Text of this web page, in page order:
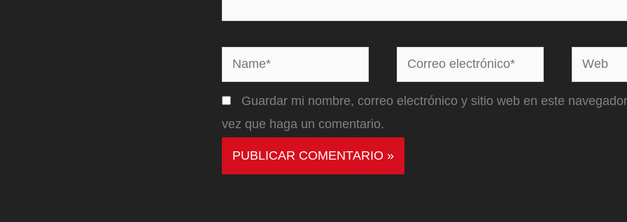
Name*
Correo
electrónico*
Web
Guardar mi nombre, correo electrónico y sitio web en este
vez que haga un comentario.